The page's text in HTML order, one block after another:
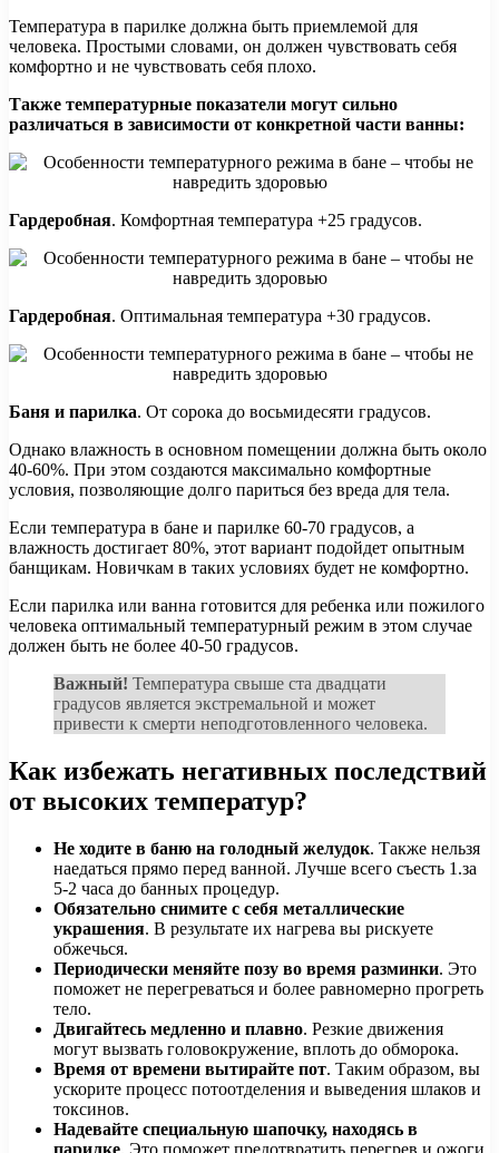
Температура в парилке должна быть приемлемой для
человека. Простыми словами, он должен чувствовать себя
комфортно и не чувствовать себя плохо.
Также температурные показатели могут сильно
различаться в зависимости от конкретной части ванны:
Гардеробная. Комфортная температура +25 градусов.
Гардеробная. Оптимальная температура +30 градусов.
Баня и парилка. От сорока до восьмидесяти градусов.
Однако влажность в основном помещении должна быть около
40-60%. При этом создаются максимально комфортные
условия, позволяющие долго париться без вреда для тела.
Если температура в бане и парилке 60-70 градусов, а
влажность достигает 80%, этот вариант подойдет опытным
банщикам. Новичкам в таких условиях будет не комфортно.
Если парилка или ванна готовится для ребенка или пожилого
человека оптимальный температурный режим в этом случае
должен быть не более 40-50 градусов.
Важный! Температура свыше ста двадцати
градусов является экстремальной и может
привести к смерти неподготовленного человека.
Как избежать негативных последствий
от высоких температур?
Не ходите в баню на голодный желудок. Также нельзя
наедаться прямо перед ванной. Лучше всего съесть 1.за
5-2 часа до банных процедур.
Обязательно снимите с себя металлические
украшения. В результате их нагрева вы рискуете
обжечься.
Периодически меняйте позу во время разминки. Это
поможет не перегреваться и более равномерно прогреть
тело.
Двигайтесь медленно и плавно. Резкие движения
могут вызвать головокружение, вплоть до обморока.
Время от времени вытирайте пот. Таким образом, вы
ускорите процесс потоотделения и выведения шлаков и
токсинов.
Надевайте специальную шапочку, находясь в
парилке. Это поможет предотвратить перегрев и ожоги